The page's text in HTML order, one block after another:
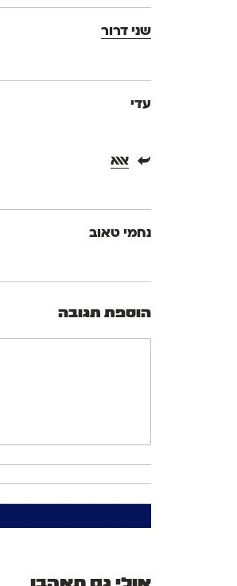
שני דרור
עדי
אאא
נחמי טאוב
הוספת תגובה